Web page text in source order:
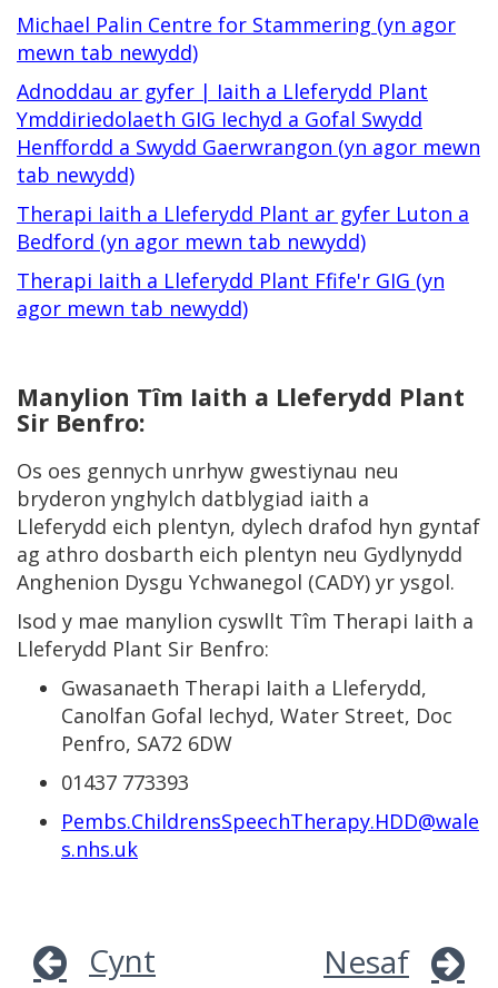
Michael Palin Centre for Stammering (yn agor
mewn tab newydd)
Adnoddau ar gyfer | Iaith a Lleferydd Plant
Ymddiriedolaeth GIG Iechyd a Gofal Swydd
Henffordd a Swydd Gaerwrangon (yn agor mewn
tab newydd)
Therapi Iaith a Lleferydd Plant ar gyfer Luton a
Bedford (yn agor mewn tab newydd)
Therapi Iaith a Lleferydd Plant Ffife'r GIG (yn
agor mewn tab newydd)
Manylion Tîm Iaith a Lleferydd Plant
Sir Benfro:
Os oes gennych unrhyw gwestiynau neu
bryderon ynghylch datblygiad iaith a
Lleferydd eich plentyn, dylech drafod hyn gyntaf
ag athro dosbarth eich plentyn neu Gydlynydd
Anghenion Dysgu Ychwanegol (CADY) yr ysgol.
Isod y mae manylion cyswllt Tîm Therapi Iaith a
Lleferydd Plant Sir Benfro:
Gwasanaeth Therapi Iaith a Lleferydd,
Canolfan Gofal Iechyd, Water Street, Doc
Penfro, SA72 6DW
01437 773393
Pembs.ChildrensSpeechTherapy.HDD@wale
s.nhs.uk
Cynt Nesaf